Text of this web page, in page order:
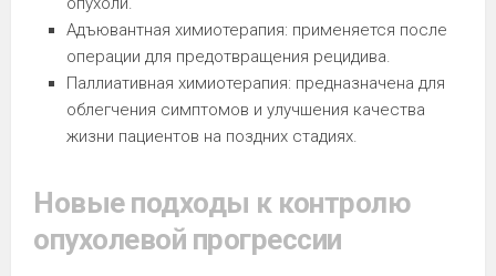
Адъювантная химиотерапия: применяется после
операции для предотвращения рецидива.
Паллиативная химиотерапия: предназначена для
облегчения симптомов и улучшения качества
жизни пациентов на поздних стадиях.
Новые подходы к контролю
опухолевой прогрессии